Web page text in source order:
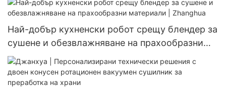
Най-добър кухненски робот срещу блендер за
сушене и обезвлажняване на прахообразни
материали | Zhanghua